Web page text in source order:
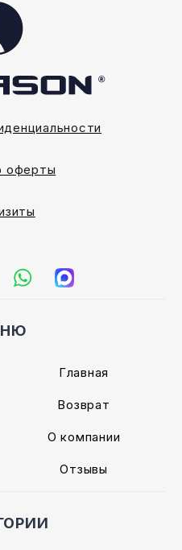
оферты
Главная
Возврат
О компании
Отзывы